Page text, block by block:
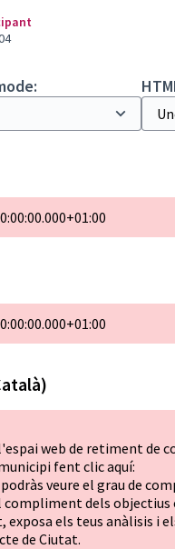
web de retiment de
fent clicaquí:
veure el grau de
dels objectius
exposa els teus anàlisis i
de Ciutat.